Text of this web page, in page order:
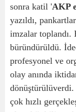
sonra katil 'AKP
yazıldı,
imzalar toplandı.
büründürüldü.
profesyonel ve
olay anında
çok hızlı